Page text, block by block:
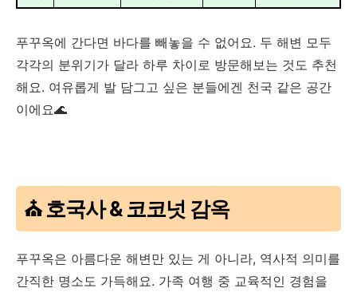
푸꾸옥에 간다면 바다를 빼놓을 수 없어요. 두 해변 모두
각각의 분위기가 달라 하루 차이로 방문해보는 것도 추천
해요. 여유롭게 발 담그고 싶은 분들에겐 천국 같은 공간
이에요🌊
⛪ 호국사 & 코코넛 감옥
푸꾸옥은 아름다운 해변만 있는 게 아니라, 역사적 의미를
간직한 명소도 가득해요. 가족 여행 중 교육적인 경험을